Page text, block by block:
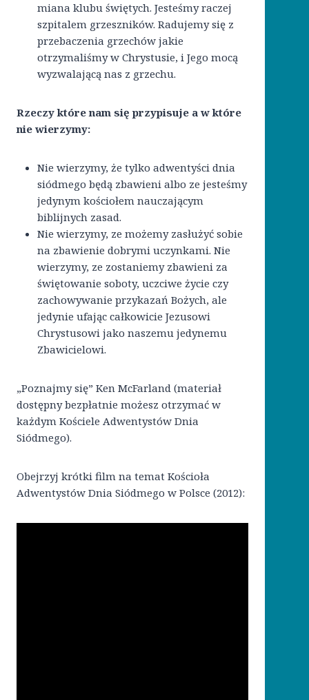
miana klubu świętych. Jesteśmy raczej
szpitalem grzeszników. Radujemy się z
przebaczenia grzechów jakie
otrzymaliśmy w Chrystusie, i Jego mocą
wyzwalającą nas z grzechu.
Rzeczy które nam się przypisuje a w które
nie wierzymy:
Nie wierzymy, że tylko adwentyści dnia
siódmego będą zbawieni albo ze jesteśmy
jedynym kościołem nauczającym
biblijnych zasad.
Nie wierzymy, ze możemy zasłużyć sobie
na zbawienie dobrymi uczynkami. Nie
wierzymy, ze zostaniemy zbawieni za
świętowanie soboty, uczciwe życie czy
zachowywanie przykazań Bożych, ale
jedynie ufając całkowicie Jezusowi
Chrystusowi jako naszemu jedynemu
Zbawicielowi.
„Poznajmy się” Ken McFarland (materiał
dostępny bezpłatnie możesz otrzymać w
każdym Kościele Adwentystów Dnia
Siódmego).
Obejrzyj krótki film na temat Kościoła
Adwentystów Dnia Siódmego w Polsce (2012):